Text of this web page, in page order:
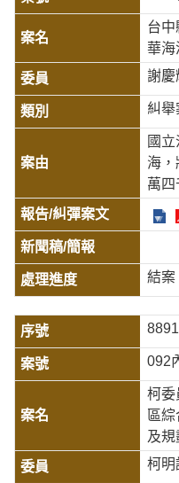
台
華海
謝
糾舉
國
海
萬四
結案
8891
092
柯委
區
及
柯明